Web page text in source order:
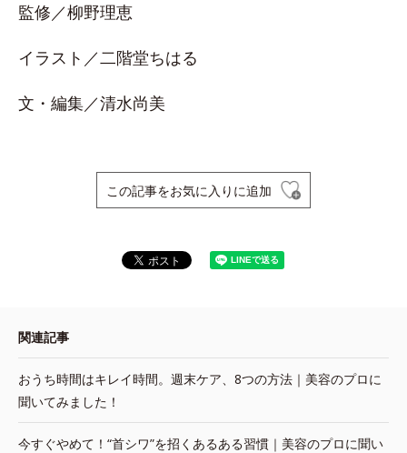
監修／柳野理恵
イラスト／二階堂ちはる
文・編集／清水尚美
この記事をお気に入りに追加
関連記事
おうち時間はキレイ時間。週末ケア、8つの方法｜美容のプロに
聞いてみました！
今すぐやめて！“首シワ”を招くあるある習慣｜美容のプロに聞い